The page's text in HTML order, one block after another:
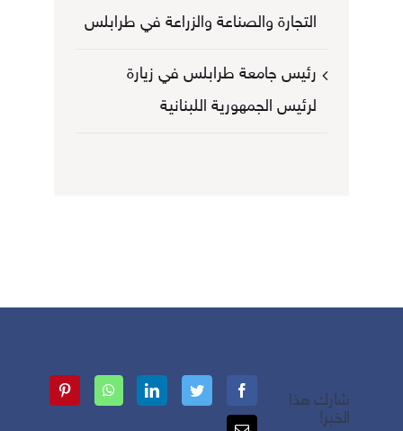
التجارة والصناعة والزراعة في طرابلس
رئيس جامعة طرابلس في زيارة
لرئيس الجمهورية اللبنانية
شارك هذا
الخبر!